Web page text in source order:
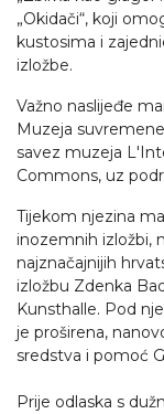
„Okidači“, koji
kustosima i
izložbe.
Važno naslijeđe
Muzeja
savez muzeja
Commons, uz
Tijekom njezina
inozemnih izložbi,
najznačajnijih
izložbu Zdenka
Kunsthalle. Pod
je proširena,
sredstva i pomoć
Prije odlaska s